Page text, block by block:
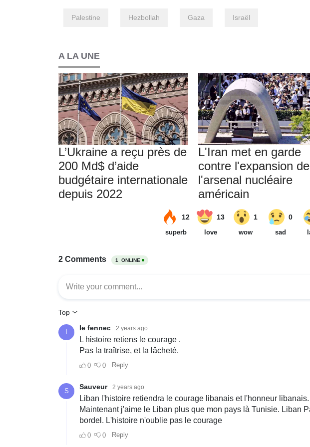
Palestine Hezbollah Gaza Israël
A LA UNE
L’Ukraine a reçu près de
200 Md$ d’aide
budgétaire internationale
depuis 2022
L'Iran met en garde
contre l'expansion de
l'arsenal nucléaire
américain